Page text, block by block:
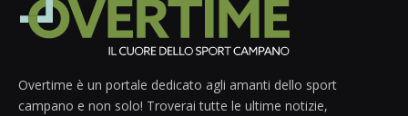
Overtime è un portale dedicato agli amanti dello sport
campano e non solo! Troverai tutte le ultime notizie,